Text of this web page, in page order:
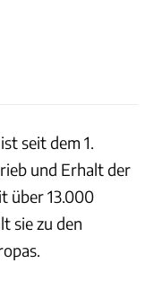
seit dem 1.
und Erhalt der
über 13.000
sie zu den